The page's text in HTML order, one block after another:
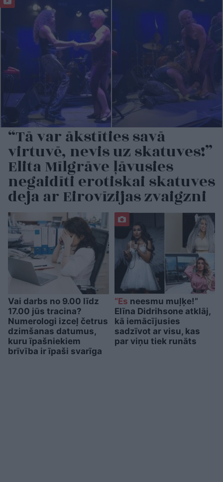
“Tā var ākstīties savā
virtuvē, nevis uz skatuves!”
Elita Mīlgrāve ļāvusies
negaidīti erotiskai skatuves
deja ar Eirovīzijas zvaigzni
Vai darbs no 9.00 līdz
17.00 jūs tracina?
Numerologi izceļ četrus
dzimšanas datumus,
kuru īpašniekiem
brīvība ir īpaši svarīga
“Es neesmu muļķe!”
Elīna Didrihsone atklāj,
kā iemācījusies
sadzīvot ar visu, kas
par viņu tiek runāts